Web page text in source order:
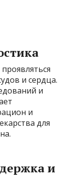
и сердца.
и
и
для
и